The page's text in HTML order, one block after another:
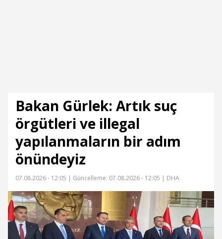
Bakan Gürlek: Artık suç
örgütleri ve illegal
yapılanmaların bir adım
önündeyiz
07.08.2026 - 12:05 | Güncelleme: 07.08.2026 - 12:05 | DHA